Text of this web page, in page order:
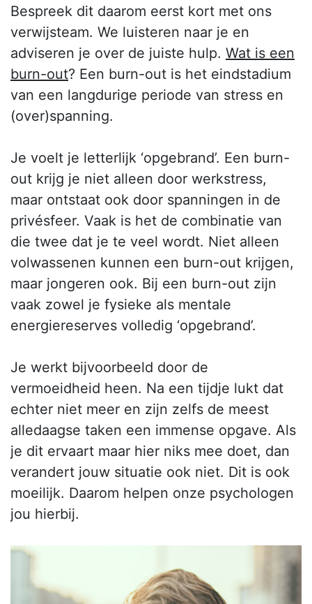
Bespreek dit daarom eerst kort met ons
verwijsteam. We luisteren naar je en
adviseren je over de juiste hulp. Wat is een
burn-out? Een burn-out is het eindstadium
van een langdurige periode van stress en
(over)spanning.
Je voelt je letterlijk ‘opgebrand’. Een burn-
out krijg je niet alleen door werkstress,
maar ontstaat ook door spanningen in de
privésfeer. Vaak is het de combinatie van
die twee dat je te veel wordt. Niet alleen
volwassenen kunnen een burn-out krijgen,
maar jongeren ook. Bij een burn-out zijn
vaak zowel je fysieke als mentale
energiereserves volledig ‘opgebrand’.
Je werkt bijvoorbeeld door de
vermoeidheid heen. Na een tijdje lukt dat
echter niet meer en zijn zelfs de meest
alledaagse taken een immense opgave. Als
je dit ervaart maar hier niks mee doet, dan
verandert jouw situatie ook niet. Dit is ook
moeilijk. Daarom helpen onze psychologen
jou hierbij.